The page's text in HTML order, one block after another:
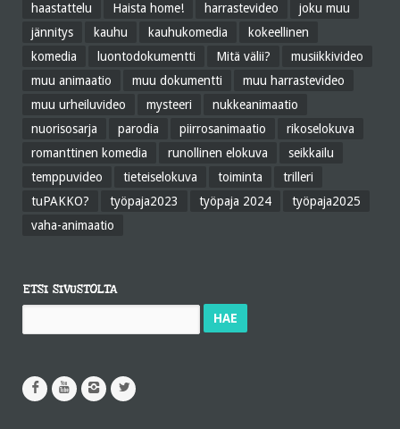
haastattelu
Haista home! harrastevideo
joku muu
jännitys
kauhu kauhukomedia
kokeellinen
komedia
luontodokumentti Mitä välii?
musiikkivideo
muu animaatio
muu dokumentti
muu harrastevideo
muu urheiluvideo
mysteeri
nukkeanimaatio
nuorisosarja
parodia piirrosanimaatio
rikoselokuva
romanttinen komedia
runollinen elokuva
seikkailu
temppuvideo
tieteiselokuva toiminta
trilleri
tuPAKKO?
työpaja2023 työpaja 2024
työpaja2025
vaha-animaatio
ETSI SIVUSTOLTA